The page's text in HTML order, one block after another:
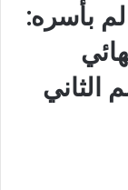
بأسره:
الثاني